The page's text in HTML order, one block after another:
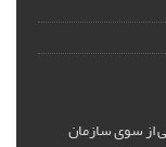
از سوی سازمان